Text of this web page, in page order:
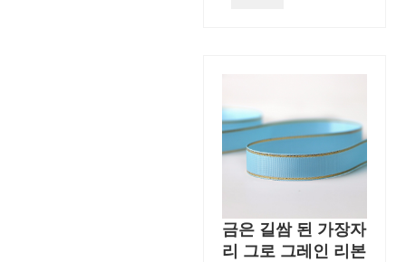
금은 길쌈 된 가장자
리 그로 그레인 리본